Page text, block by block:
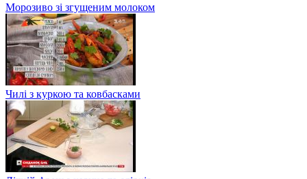
Морозиво зі згущеним молоком
Чилі з куркою та ковбасками